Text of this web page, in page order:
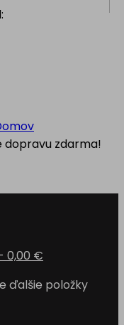
dopravu zdarma!
0,00 €
ďalšie položky